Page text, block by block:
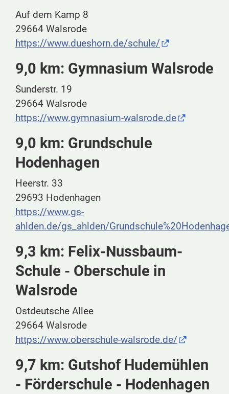
Auf dem Kamp 8
29664 Walsrode
https://www.dueshorn.de/schule/
9,0 km: Gymnasium Walsrode
Sunderstr. 19
29664 Walsrode
https://www.gymnasium-walsrode.de
9,0 km: Grundschule
Hodenhagen
Heerstr. 33
29693 Hodenhagen
https://www.gs-
ahlden.de/gs_ahlden/
9,3 km: Felix-Nussbaum-
Schule - Oberschule in
Walsrode
Ostdeutsche Allee
29664 Walsrode
https://www.oberschule-walsrode.de/
9,7 km: Gutshof Hudemühlen
- Förderschule - Hodenhagen